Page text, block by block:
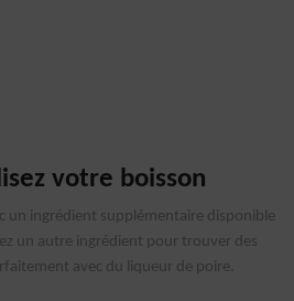
votre boisson
un ingrédient supplémentaire disponible
un autre ingrédient pour trouver des
avec du liqueur de poire.